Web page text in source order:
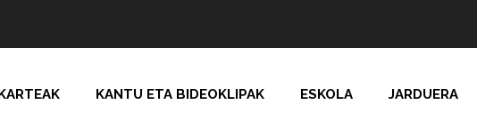
KANTU ETA BIDEOKLIPAK ESKOLA JARDUERA